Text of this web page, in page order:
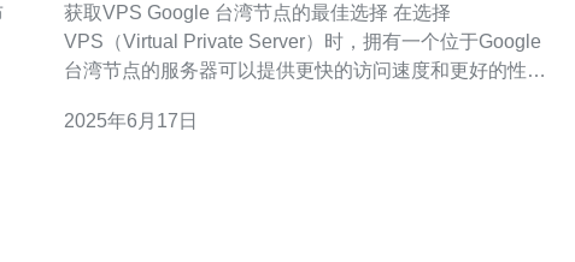
获取VPS Google 台湾节点的最佳选择 在选择
VPS（Virtual Private Server）时，拥有一个位于Google
台湾节点的服务器可以提供更快的访问速度和更好的性
考虑的是VPS的性能。选择一家提供卓越性能的服务商，
2025年6月17日